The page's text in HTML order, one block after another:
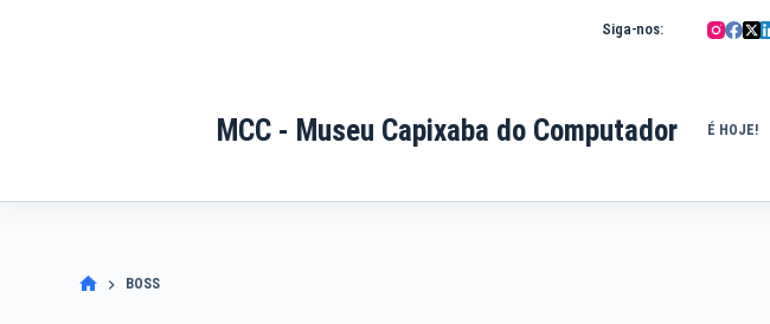
Siga-nos:
MCC - Museu Capixaba do Computador É HOJE!
BOSS